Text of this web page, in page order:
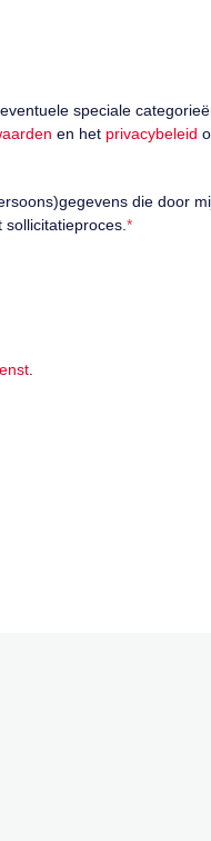
speciale
en het privacybeleid
die door
*
.